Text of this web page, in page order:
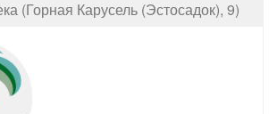
(Горная Карусель (Эстосадок), 9)